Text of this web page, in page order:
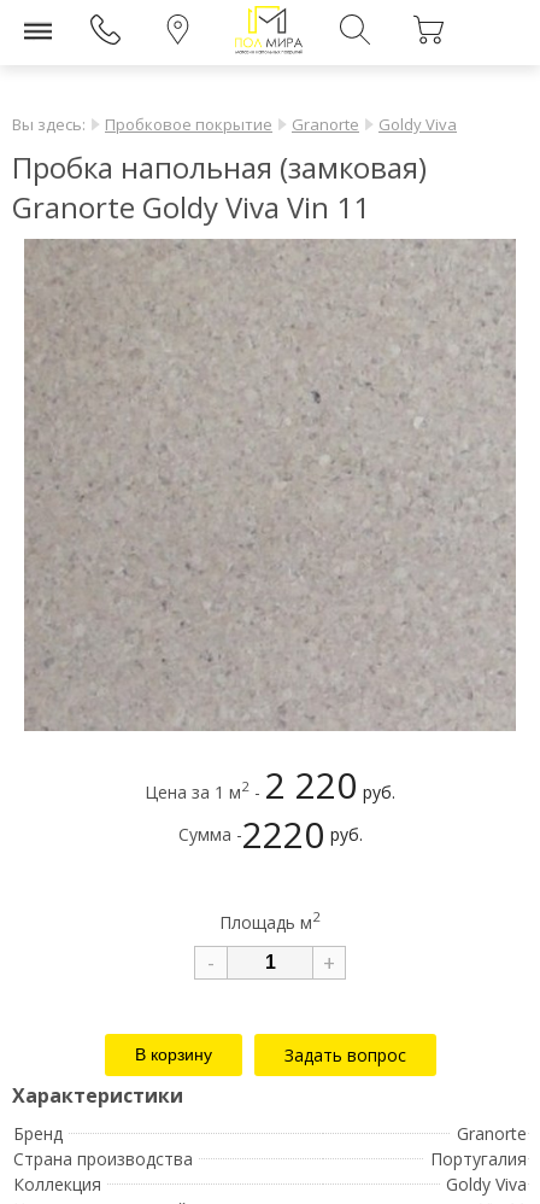
Вы здесь: Пробковое покрытие Granorte Goldy Viva
Пробка напольная (замковая)
Granorte Goldy Viva Vin 11
Цена за 1 м2 - 2 220 руб.
Сумма -2220 руб.
Площадь м2
- +
Задать вопрос
Бренд
Granorte
Страна производства
Португалия
Коллекция
Goldy Viva